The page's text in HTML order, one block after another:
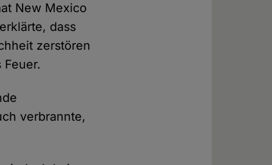
New Mexico
dass
zerstören
verbrannte,